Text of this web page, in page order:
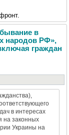
в
народов РФ»,
граждан
в интересах
на законных
Украины на